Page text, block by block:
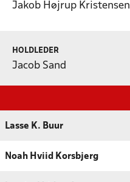
Jakob Højrup Kristensen
HOLDLEDER
Jacob Sand
Lasse K. Buur
Noah Hviid Korsbjerg